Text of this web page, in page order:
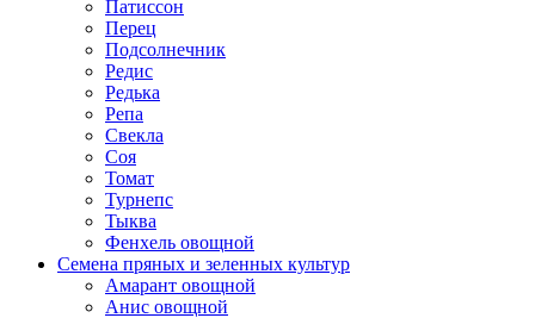
Патиссон
Перец
Подсолнечник
Редис
Редька
Репа
Свекла
Соя
Томат
Турнепс
Тыква
Фенхель овощной
Семена пряных и зеленных культур
Амарант овощной
Анис овощной